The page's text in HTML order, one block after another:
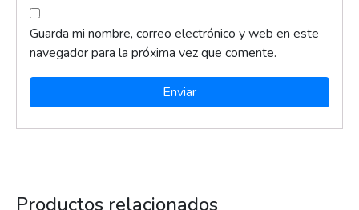
Guarda mi nombre, correo electrónico y web en este
navegador para la próxima vez que comente.
Productos relacionados